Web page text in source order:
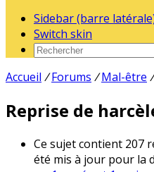
Sidebar (barre
Switch skin
Accueil / Forums / Mal-être /
Reprise de
Ce sujet contient 207
été mis à jour pour la